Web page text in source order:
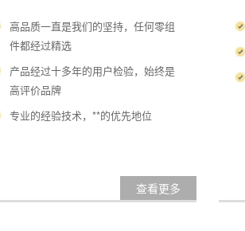
高品质一直是我们的坚持，任何零组
件都经过精选
产品经过十多年的用户检验，始终是
高评价品牌
专业的经验技术，**的优先地位
查看更多